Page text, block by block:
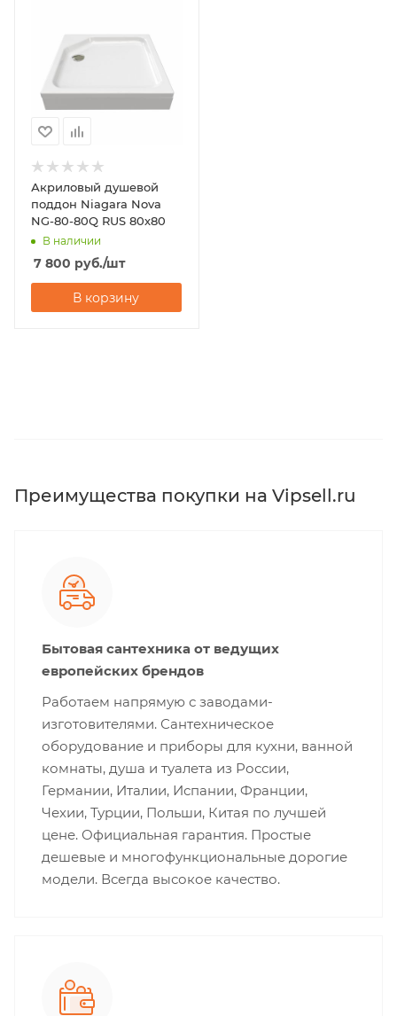
Акриловый душевой
поддон Niagara Nova
NG-80-80Q RUS 80х80
В наличии
7 800 руб./шт
В корзину
Преимущества покупки на Vipsell.ru
Бытовая сантехника от ведущих
европейских брендов
Работаем напрямую с заводами-
изготовителями. Сантехническое
оборудование и приборы для кухни, ванной
комнаты, душа и туалета из России,
Германии, Италии, Испании, Франции,
Чехии, Турции, Польши, Китая по лучшей
цене. Официальная гарантия. Простые
дешевые и многофункциональные дорогие
модели. Всегда высокое качество.